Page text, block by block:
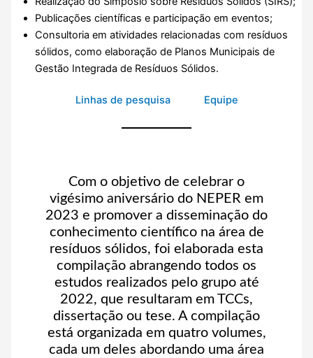
Publicações científicas e participação em eventos;
Consultoria em atividades relacionadas com resíduos
sólidos, como elaboração de Planos Municipais de
Gestão Integrada de Resíduos Sólidos.
Linhas de pesquisa Equipe
Com o objetivo de celebrar o
vigésimo aniversário do NEPER em
2023 e promover a disseminação do
conhecimento científico na área de
resíduos sólidos, foi elaborada esta
compilação abrangendo todos os
estudos realizados pelo grupo até
2022, que resultaram em TCCs,
dissertação ou tese. A compilação
está organizada em quatro volumes,
cada um deles abordando uma área